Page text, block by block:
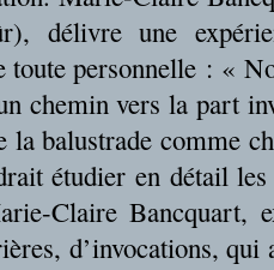
délivre une
toute personnelle : «
chemin vers la part
la balustrade comme
étudier en détail
Claire Bancquart,
d’invocations,